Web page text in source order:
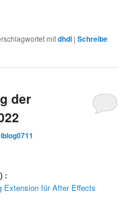
mitdhdl |Schreibe
der
iblog0711
) :
Extension für After Effects